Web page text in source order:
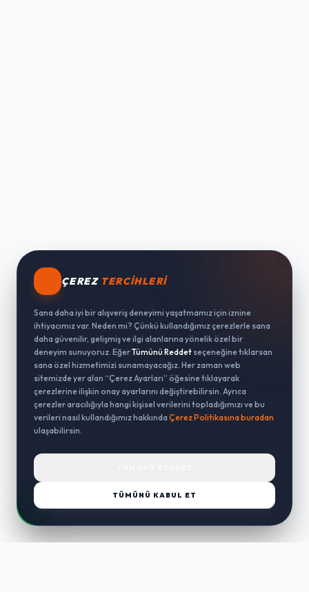
ÇEREZ TERCIHLERI
Sana daha iyi bir alışveriş deneyimi yaşatmamız için iznine
ihtiyacımız var. Neden mi? Çünkü kullandığımız çerezlerle sana
daha güvenilir, gelişmiş ve ilgi alanlarına yönelik özel bir
deneyim sunuyoruz. EğerTümünü Reddet seçeneğine tıklarsan
sana özel hizmetimizi sunamayacağız. Her zaman web
sitemizde yer alan “Çerez Ayarları” öğesine tıklayarak
çerezlerine ilişkin onay ayarlarını değiştirebilirsin. Ayrıca
çerezler aracılığıyla hangi kişisel verilerini topladığımızı ve bu
verileri nasıl kullandığımız hakkında Çerez Politikasına buradan
ulaşabilirsin.
TÜMÜNÜ KABUL ET